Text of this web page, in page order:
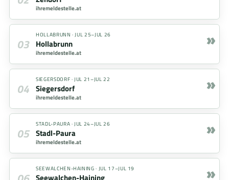
ihremeldestelle.at
03
HOLLABRUNN ·JUL 25–JUL 26
Hollabrunn
ihremeldestelle.at
»
04
SIEGERSDORF ·JUL 21–JUL 22
Siegersdorf
ihremeldestelle.at
»
05
STADL-PAURA ·JUL 24–JUL 26
Stadl-Paura
ihremeldestelle.at
»
SEEWALCHEN-HAINING · JUL 17–JUL 19 »